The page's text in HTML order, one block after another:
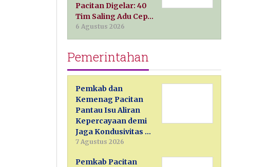
Pacitan Digelar: 40
Tim Saling Adu Cep…
6 Agustus 2026
Pemerintahan
Pemkab dan
Kemenag Pacitan
Pantau Isu Aliran
Kepercayaan demi
Jaga Kondusivitas …
7 Agustus 2026
Pemkab Pacitan